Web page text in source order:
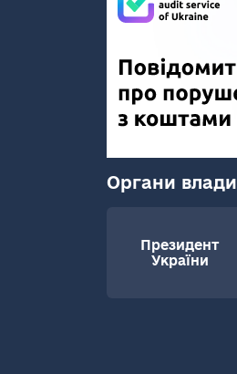
Органи влади
Президент
України